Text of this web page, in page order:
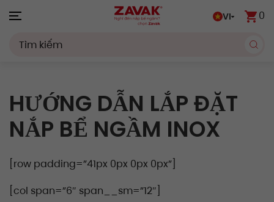
VI 0
HƯỚNG DẪN LẮP ĐẶT
NẮP BỂ NGẦM INOX
[row padding=”41px 0px 0px 0px”]
[col span=”6″ span__sm=”12″]